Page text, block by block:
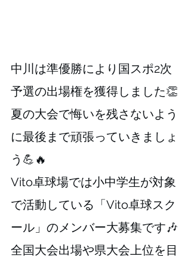
⁡⁡⁡⁡中川は準優勝により国スポ2次
予選の出場権を獲得しました👏
⁡⁡⁡⁡夏の大会で悔いを残さないよう
に最後まで頑張っていきましょ
う💪🔥⁡
⁡⁡⁡⁡⁡Vito卓球場では小中学生が対象
で活動している「Vito卓球スク
ール」のメンバー大募集です🎶
全国大会出場や県大会上位を目